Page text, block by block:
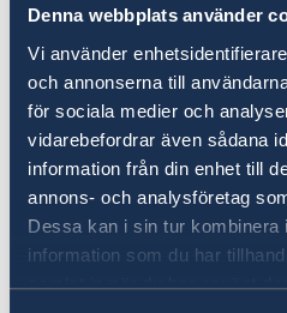
Denna webbplats använder
Vi använder
och annonserna till
för sociala medier och
vidarebefordrar även sådana
information från din enhet till
annons- och analysföretag
Dessa kan i sin tur kombinera
information som du har
samlat in när du har använt
Assistance for Swedes
Emergency assistance
What we can help you with
What we cannot do
Passports in South Africa
Renewal of passport for
Africa
Renewal of passport for
Africa
Emergency passport
Swedish Coordination
First-time Passport
Consular and Migration
Consular and
You pay your consular or
of your application by
Mastercard.
Price list 2026 - June
Last updated 10 Jun 2026,